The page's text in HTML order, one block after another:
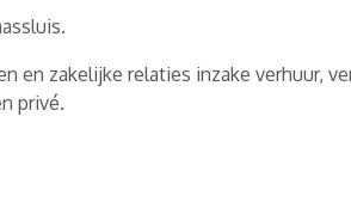
en zakelijke relaties inzake verhuur,
privé.